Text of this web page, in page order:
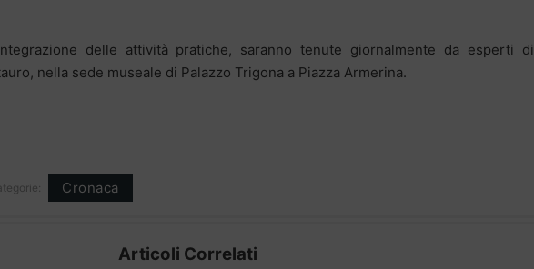
delle attività pratiche, saranno tenute giornalmente da esperti di
nella sede museale di Palazzo Trigona a Piazza Armerina.
Cronaca
Articoli Correlati